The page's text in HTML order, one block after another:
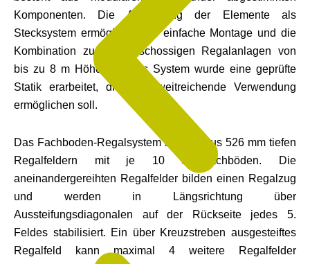
Komponenten. Die Ausbildung der Elemente als
Stecksystem ermöglicht eine einfache Montage und die
Kombination zu mehrgeschossigen Regalanlagen von
bis zu 8 m Höhe. Für das System wurde eine geprüfte
Statik erarbeitet, die eine weitreichende Verwendung
ermöglichen soll.
Das Fachboden-Regalsystem besteht aus 526 mm tiefen
Regalfeldern mit je 10 Stahlfachböden. Die
aneinandergereihten Regalfelder bilden einen Regalzug
und werden in Längsrichtung über
Aussteifungsdiagonalen auf der Rückseite jedes 5.
Feldes stabilisiert. Ein über Kreuzstreben ausgesteiftes
Regalfeld kann maximal 4 weitere Regalfelder